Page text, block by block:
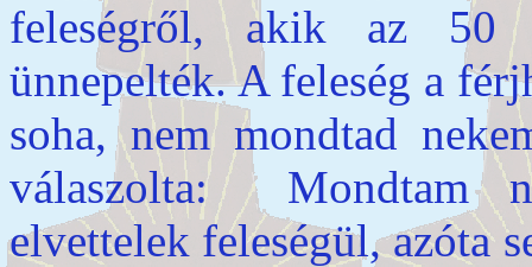
feleségről, akik az 50
ünnepelték. A feleség a
soha, nem mondtad
válaszolta: Mondtam
elvettelek feleségül, azóta